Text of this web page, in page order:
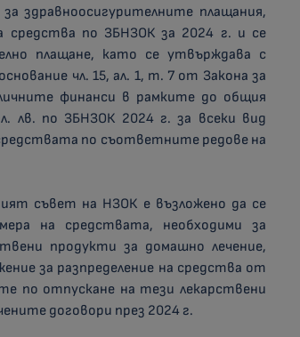
здравноосигурителните плащания,
средства по ЗБНЗОК за 2024 г. и се
плащане, като се утвърждава с
чл. 15, ал. 1, т. 7 от Закона за
финанси в рамките до общия
лв. по ЗБНЗОК 2024 г. за всеки вид
по съответните редове на
съвет на НЗОК е възложено да се
на средствата, необходими за
продукти за домашно лечение,
за разпределение на средства от
по отпускане на тези лекарствени
договори през 2024 г.